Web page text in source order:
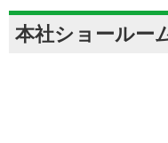
本社ショールー